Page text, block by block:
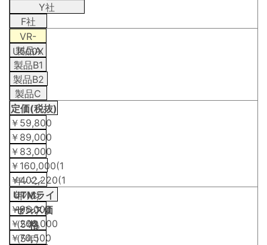
Y社
F社
VR-
U500X
製品A
製品B1
製品B2
製品C
定価(税抜)
￥59,800
￥89,000
￥83,000
￥160,000(1
年バン
ドル)
￥402,220(1
年バン
ドル)
UTMライ
センス価
格
￥96,000
(5年)
￥200,000
(5年)
￥70,500